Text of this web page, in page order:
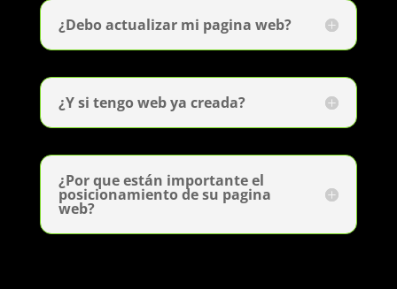
¿Debo actualizar mi pagina web?
¿Y si tengo web ya creada?
¿Por que están importante el
posicionamiento de su pagina
web?